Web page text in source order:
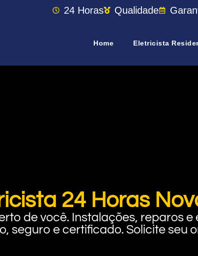
24 Horas Qualidade
Home Eletricista
24 Horas
de você. Instalações, reparos
seguro e certificado. Solicite seu